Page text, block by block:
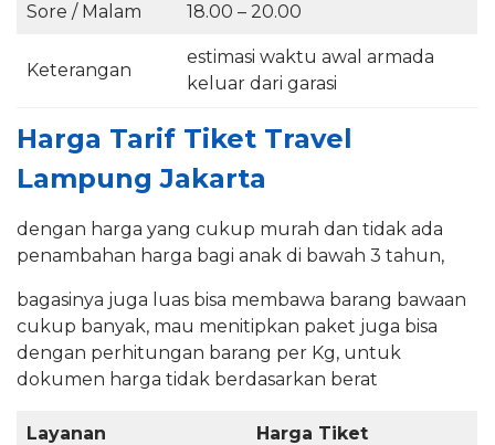
Sore / Malam 18.00 – 20.00
Keterangan
estimasi waktu awal armada
keluar dari garasi
Harga Tarif Tiket Travel
Lampung Jakarta
dengan harga yang cukup murah dan tidak ada
penambahan harga bagi anak di bawah 3 tahun,
bagasinya juga luas bisa membawa barang bawaan
cukup banyak, mau menitipkan paket juga bisa
dengan perhitungan barang per Kg, untuk
dokumen harga tidak berdasarkan berat
Layanan Harga Tiket